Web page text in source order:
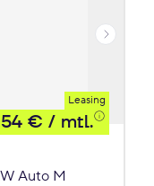
Leasing
€ / mtl.
Auto M